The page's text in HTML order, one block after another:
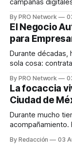
campañas
INTERIUS, el
una entrevista
marketing digital
By PRO Network
El Negocio
para
Durante décadas,
sola cosa:
para los textos,
para encontrar
llamadas y
By PRO Network
La focaccia
Ciudad de
Durante mucho
acompañamiento.
artesanal,
By Redacción 03